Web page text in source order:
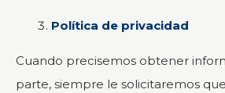
Política de privacidad
Cuando precisemos obtener
parte, siempre le solicitaremos